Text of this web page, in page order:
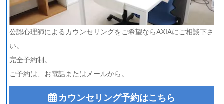
公認心理師によるカウンセリングをご希望ならAXIAにご相談下さ
い。
完全予約制。
ご予約は、お電話またはメールから。
カウンセリング予約はこちら